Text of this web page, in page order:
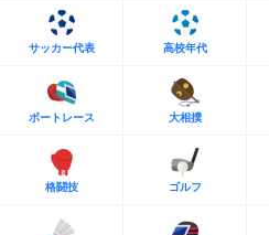
サッカー代表 高校年代
ボートレース 大相撲
格闘技 ゴルフ